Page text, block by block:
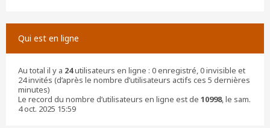
Qui est en ligne
Au total il y a 24utilisateurs en ligne : 0 enregistré, 0 invisible et
24 invités (d’après le nombre d’utilisateurs actifs ces 5 dernières
minutes)
Le record du nombre d’utilisateurs en ligne est de 10998, le sam.
4 oct. 2025 15:59